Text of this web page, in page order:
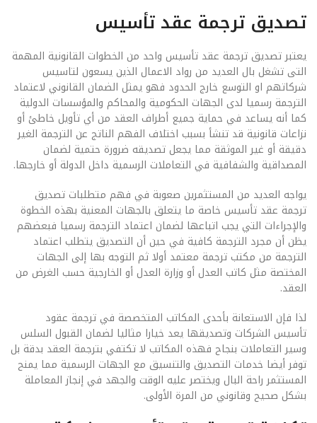
تصديق ترجمة عقد تأسيس
يعتبر تصديق ترجمة عقد تأسيس واحد من الخطوات القانونية المهمة
التى تشغل بال العديد من رواد الاعمال الذين يسعون لتاسيس
شركاتهم او التوسع خارج الحدود فهو يمثل الضمان القانوني لاعتماد
الترجمة رسميا لدى الجهات الحكومية والمحاكم والمؤسسات الدولية
كما أنه يساعد في حماية جميع أطراف العقد من أي تأويل خاطئ أو
نزاعات قانونية قد تنشأ بسبب اختلاف الفهم الناتج عن الترجمة الغير
دقيقة أو غير الموثقة مما يجعل تصديقه ضرورة حتمية لضمان
المصداقية والشفافية في التعاملات الرسمية داخل الدولة أو خارجها.
يواجه العديد من المستثمرين صعوبة في فهم متطلبات تصديق
ترجمة عقد تأسيس خاصة ما يتعلق بالجهات المعنية بهذه الخطوة
والإجراءات التي يجب اتباعها لضمان اعتماد الترجمة رسميا فبعضهم
يظن أن مجرد الترجمة كافية في حين أن التصديق يتطلب اعتماد
الترجمة من مكتب ترجمة معتمد أولا ثم التوجه بها إلى الجهات
المختصة مثل كاتب العدل أو وزارة العدل أو الخارجية حسب الغرض من
العقد.
لذا فإن الاستعانة بأحدى المكاتب المتخصصة في ترجمة عقود
تأسيس الشركات وتصديقها يعد خيارا مثاليا لضمان القبول السلس
وسير التعاملات بنجاح فهذه المكاتب لا تكتفي بترجمة العقد بدقة بل
توفر أيضا خدمات التصديق والتنسيق مع الجهات الرسمية مما يمنح
المستثمر راحة البال ويختصر عليه الوقت والجهد في إنجاز المعاملة
بشكل صحيح وقانوني من المرة الأولى.